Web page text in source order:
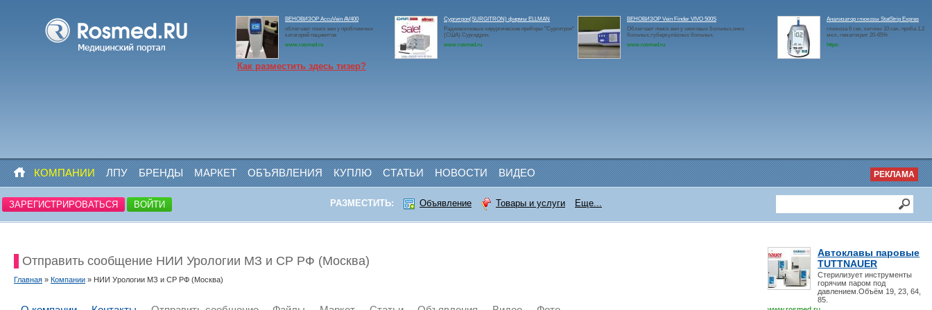
ВЕНОВИЗОР AccuVein AV400
облегчает поиск вен у проблемных
категорий пациентов
www.rosmed.ru
Сургитрон(SURGITRON) фирмы ELLMAN
Радиоволновые хирургические приборы "Сургитрон"
(США) Сургидрон.
www.rosmed.ru
ВЕНОВИЗОР Vein Finder VIVO 500S
Облегчает поиск вен у ожоговых больных,онко
больных,туберкулёзных больных.
www.rosmed.ru
Анализатор глюкозы StatStrip Expres
глюкоза 6 сек, кетоны 10 сек, проба 1.2
мкл, гематокрит 20-65%
https:
Как разместить здесь тизер?
КОМПАНИИ ЛПУ БРЕНДЫ МАРКЕТ ОБЪЯВЛЕНИЯ КУПЛЮ СТАТЬИ НОВОСТИ ВИДЕО РЕКЛАМА
ЗАРЕГИСТРИРОВАТЬСЯ ВОЙТИ РАЗМЕСТИТЬ: Объявление Товары и услуги Еще...
Автоклавы паровые
TUTTNAUER
Стерилизует инструменты
горячим паром под
давлением.Объём 19, 23, 64,
85.
Отправить сообщение НИИ Урологии МЗ и СР РФ (Москва)
Главная » Компании » НИИ Урологии МЗ и СР РФ (Москва)